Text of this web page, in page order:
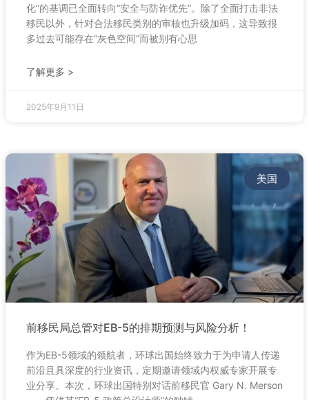
化”的基调已全面转向“安全与防诈优先”。除了全面打击非法
移民以外，针对合法移民类别的审核也升级加码，这导致很
多过去可能存在“灰色空间”而被别有心思
了解更多 >
2025年9月11日
美国
前移民局总管对EB-5的排期预测与风险分析！
作为EB-5领域的领航者，环球出国始终致力于为申请人传递
前沿且具深度的行业资讯，定期邀请领域内权威专家开展专
业分享。本次，环球出国特别对话前移民官 Gary N. Merson